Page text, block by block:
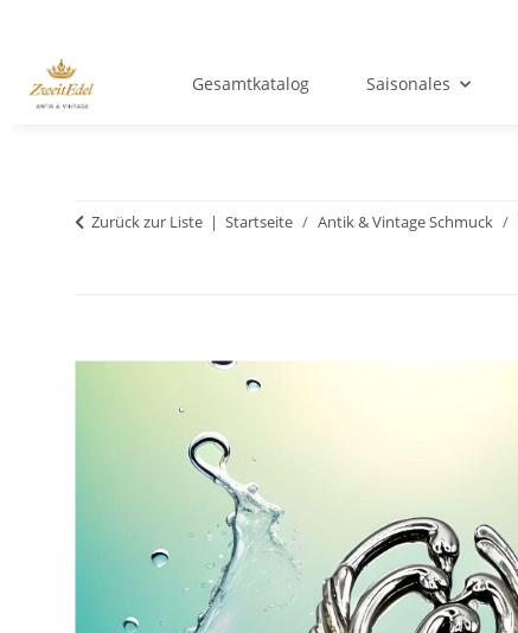
Gesamtkatalog Saisonales
Zurück zur Liste Startseite Antik & Vintage Schmuck